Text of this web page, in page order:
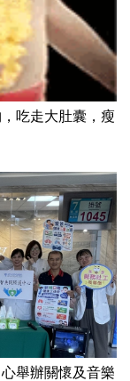
吃走大肚囊，瘦
舉辦關懷及音樂